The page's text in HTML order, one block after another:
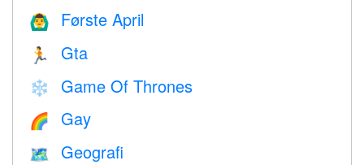
🙆‍♂️ Første April
🏃 Gta
❄️ Game Of Thrones
🌈 Gay
🗺 Geografi